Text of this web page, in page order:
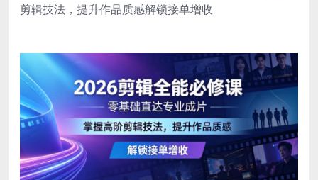
剪辑技法，提升作品质感解锁接单增收